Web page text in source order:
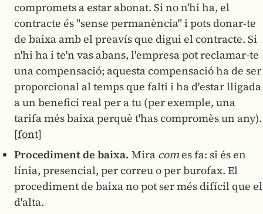
compromets a estar abonat. Si no n'hi ha, el
contracte és "sense permanència" i pots donar-te
de baixa amb el preavís que digui el contracte. Si
n'hi ha i te'n vas abans, l'empresa pot reclamar-te
una compensació; aquesta compensació ha de ser
proporcional al temps que falti i ha d'estar lligada
a un benefici real per a tu (per exemple, una
tarifa més baixa perquè t'has compromès un any).
[font]
Procediment de baixa. Mira comes fa: si és en
línia, presencial, per correu o per burofax. El
procediment de baixa no pot ser més difícil que el
d'alta.